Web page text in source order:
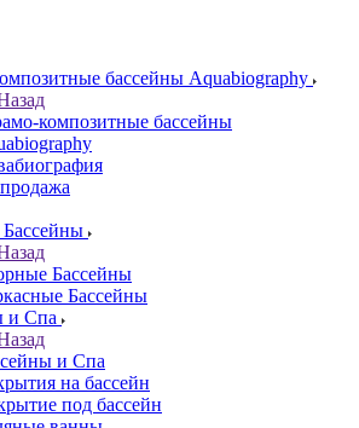
бассейны Aquabiography
композитные бассейны
Бассейны
Бассейны
и Спа
и Спа
на бассейн
под бассейн